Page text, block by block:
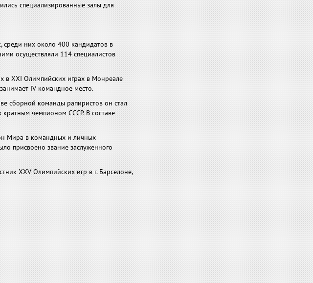
специализированные залы для
среди них около 400 кандидатов в
осуществляли 114 специалистов
в XXI Олимпийских играх в Монреале
IV командное место.
сборной команды рапиристов он стал
чемпионом СССР. В составе
Мира в командных и личных
присвоено звание заслуженного
XXV Олимпийских игр в г. Барселоне,